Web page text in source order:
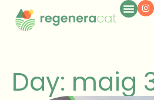
Day: maig